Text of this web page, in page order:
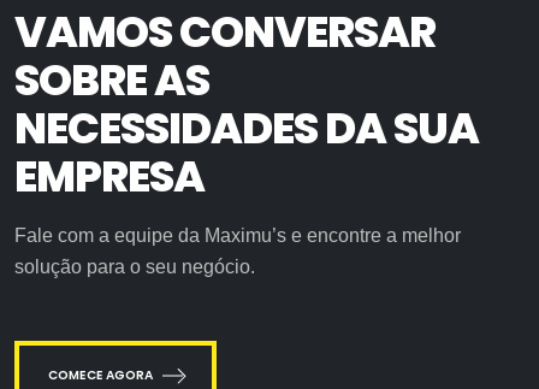
VAMOS CONVERSAR
SOBRE AS
NECESSIDADES DA SUA
EMPRESA
Fale com a equipe da Maximu’s e encontre a melhor
solução para o seu negócio.
COMECE AGORA